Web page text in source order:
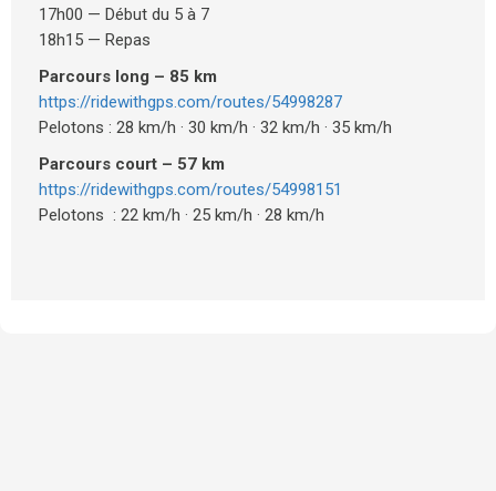
17h00 — Début du 5 à 7
18h15 — Repas
Parcours long – 85 km
https://ridewithgps.com/routes/54998287
Pelotons : 28 km/h · 30 km/h · 32 km/h · 35 km/h
Parcours court – 57 km
https://ridewithgps.com/routes/54998151
Pelotons : 22 km/h · 25 km/h · 28 km/h